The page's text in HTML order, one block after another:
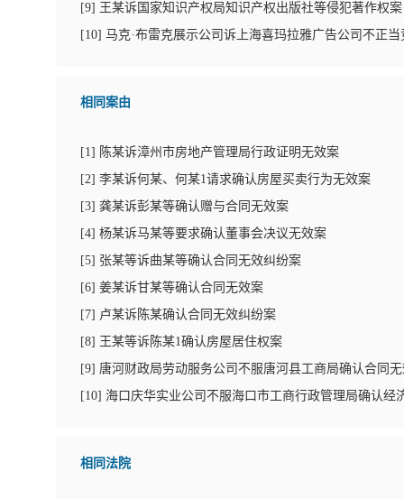
[9] 王某诉国家知识产权局知识产权出版社等侵犯著作权案
[10] 马克·布雷克展示公司诉上海喜玛拉雅广告公司不正当
相同案由
[1] 陈某诉漳州市房地产管理局行政证明无效案
[2] 李某诉何某、何某1请求确认房屋买卖行为无效案
[3] 龚某诉彭某等确认赠与合同无效案
[4] 杨某诉马某等要求确认董事会决议无效案
[5] 张某等诉曲某等确认合同无效纠纷案
[6] 姜某诉甘某等确认合同无效案
[7] 卢某诉陈某确认合同无效纠纷案
[8] 王某等诉陈某1确认房屋居住权案
[9] 唐河财政局劳动服务公司不服唐河县工商局确认合同
[10] 海口庆华实业公司不服海口市工商行政管理局确认经
相同法院